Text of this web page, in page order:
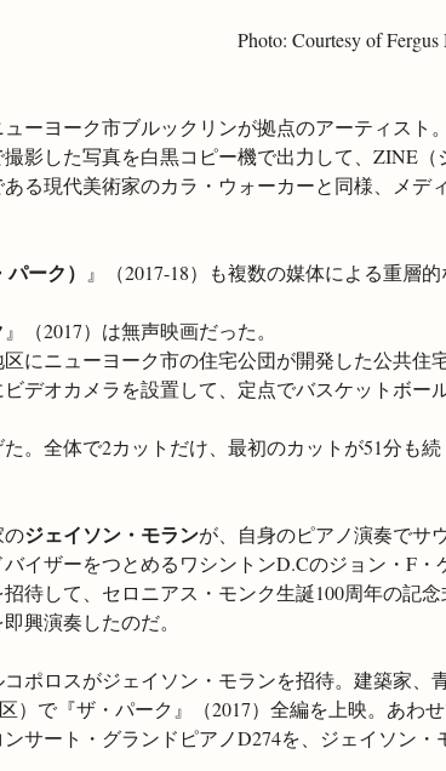
Photo: Courtesy of
ーヨーク市ブルックリンが拠点のアーティスト。
影した写真を白黒コピー機で出力して、ZINE
る現代美術家のカラ・ウォーカーと同様、メデ
ーク） 』（2017-18）も複数の媒体による重層的
』（2017）は無声映画だった。
にニューヨーク市の住宅公団が開発した公共住
デオカメラを設置して、定点でバスケットボー
。全体で2カットだけ、最初のカットが51分も続
のジェイソン・モランが、自身のピアノ演奏でサ
イザーをつとめるワシントンD.Cのジョン・F
招待して、セロニアス・モンク生誕100周年の記念
興演奏したのだ。
ポロスがジェイソン・モランを招待。建築家、
）で『ザ・パーク』（2017）全編を上映。あわ
サート・グランドピアノD274を、ジェイソン・